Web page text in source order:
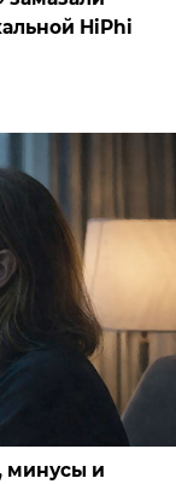
HiPhi
минусы и